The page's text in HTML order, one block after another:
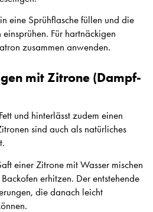
eine Sprühflasche füllen und die
einsprühen. Für hartnäckigen
zusammen anwenden.
mit Zitrone (Dampf-
und hinterlässt zudem einen
sind auch als natürliches
einer Zitrone mit Wasser mischen
erhitzen. Der entstehende
die danach leicht